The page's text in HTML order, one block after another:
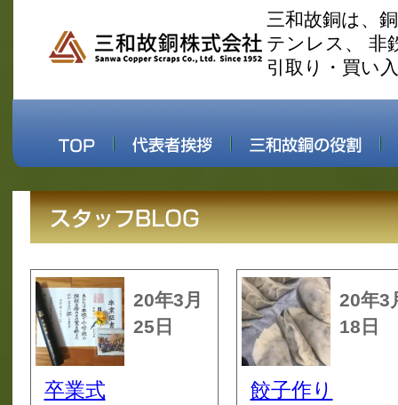
三和故銅は、
テンレス、 非
引取り・買い
20年3月
25日
卒業式
20年3
18日
餃子作り